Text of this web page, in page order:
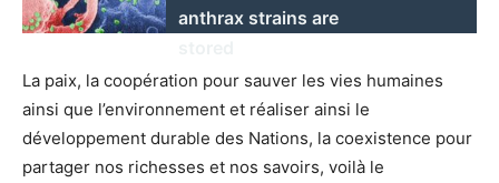
anthrax strains are
La paix, la coopération pour sauver les vies humaines
ainsi que l’environnement et réaliser ainsi le
développement durable des Nations, la coexistence pour
partager nos richesses et nos savoirs, voilà le